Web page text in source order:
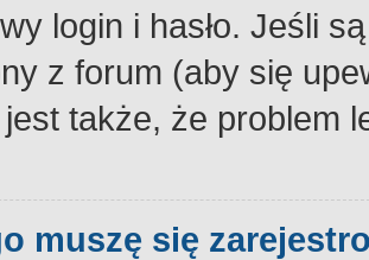
login i hasło. Jeśli
z forum (aby się
także, że problem
muszę się